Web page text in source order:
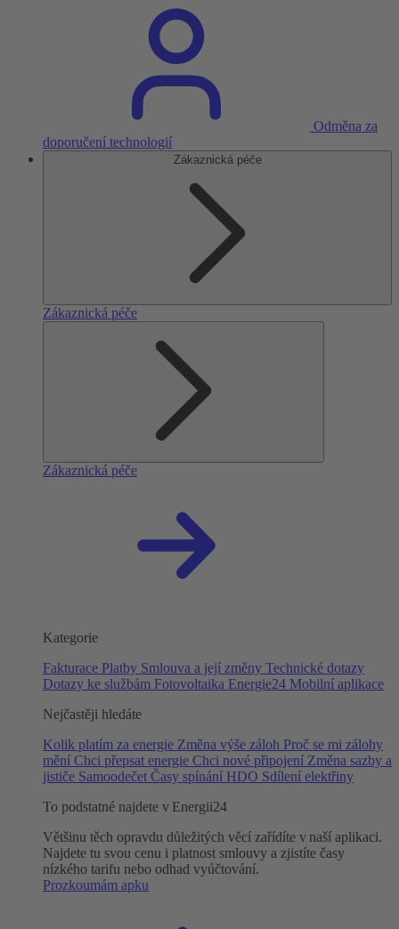
Odměna za
doporučení technologií
Zákaznická péče
Zákaznická péče
Zákaznická péče
Kategorie
Fakturace Platby Smlouva a její změny Technické dotazy
Dotazy ke službám Fotovoltaika Energie24 Mobilní aplikace
Nejčastěji hledáte
Kolik platím za energie Změna výše záloh Proč se mi zálohy
mění Chci přepsat energie Chci nové připojení Změna sazby a
jističe Samoodečet Časy spínání HDO Sdílení elektřiny
To podstatné najdete v Energii24
Většinu těch opravdu důležitých věcí zařídíte v naší aplikaci.
Najdete tu svou cenu i platnost smlouvy a zjistíte časy
nízkého tarifu nebo odhad vyúčtování.
Prozkoumám apku